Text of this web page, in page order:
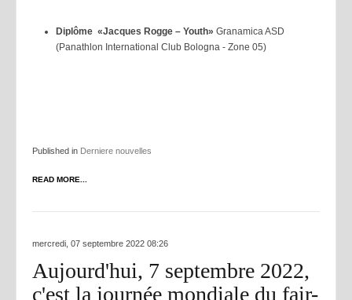
Diplôme «Jacques Rogge – Youth» Granamica ASD
(Panathlon International Club Bologna - Zone 05)
Published in Derniere nouvelles
READ MORE...
mercredi, 07 septembre 2022 08:26
Aujourd'hui, 7 septembre 2022,
c'est la journée mondiale du fair-